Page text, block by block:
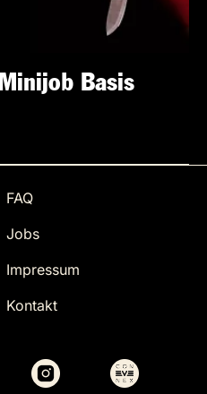
Basis
FAQ
Jobs
Impressum
Kontakt